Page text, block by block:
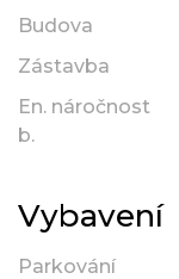
Budova
Zástavba
En. náročnost
b.
Vybavení
Parkování